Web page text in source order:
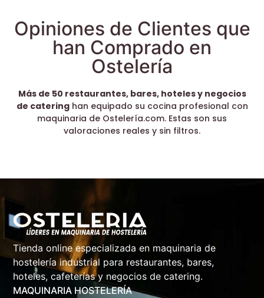
Opiniones de Clientes que
han Comprado en
Ostelería
Más de 50 restaurantes, bares, hoteles y negocios
de cateringhan equipado su cocina profesional con
maquinaria de Ostelería.com. Estas son sus
valoraciones reales y sin filtros.
Tienda online especializada en maquinaria de
hostelería industrial para restaurantes, bares,
hoteles, cafeterías y negocios de catering.
MAQUINARIA HOSTELERÍA